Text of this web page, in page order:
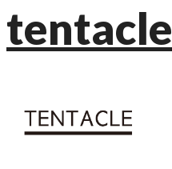
tentacle